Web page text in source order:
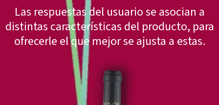
Las respuestas del usuario se asocian a
distintas características del producto, para
ofrecerle el que mejor se ajusta a estas.